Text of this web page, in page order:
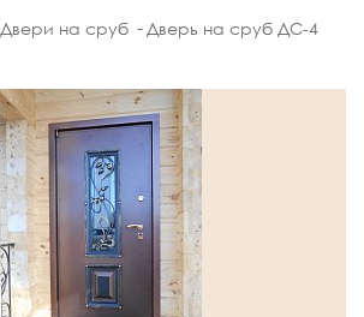
Двери на сруб Дверь на сруб ДС-4